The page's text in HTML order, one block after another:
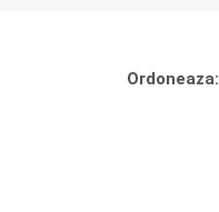
Ordoneaza: